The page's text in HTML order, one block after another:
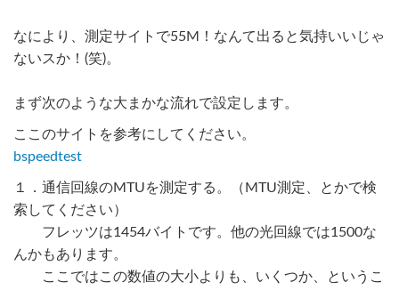
なにより、測定サイトで55M！なんて出ると気持いいじゃ
ないスか！(笑)。
まず次のような大まかな流れで設定します。
ここのサイトを参考にしてください。
bspeedtest
１．通信回線のMTUを測定する。（MTU測定、とかで検
索してください）
フレッツは1454バイトです。他の光回線では1500な
んかもあります。
ここではこの数値の大小よりも、いくつか、というこ